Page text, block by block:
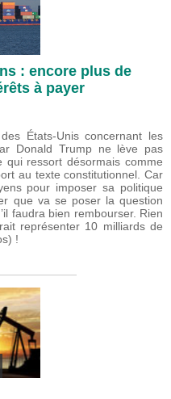
: encore plus de
à payer
États-Unis concernant les
Donald Trump ne lève pas
ressort désormais comme
au texte constitutionnel. Car
pour imposer sa politique
que va se poser la question
faudra bien rembourser. Rien
représenter 10 milliards de
!